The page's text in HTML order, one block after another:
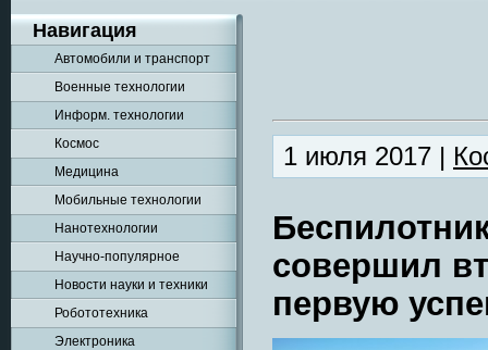
Навигация
Автомобили и транспорт
Военные технологии
Информ. технологии
Космос
Медицина
Мобильные технологии
Нанотехнологии
Научно-популярное
Новости науки и техники
Робототехника
Электроника
1 июля 2017 |
совершил
первую